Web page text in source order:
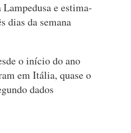
e estima-
dias da semana
o início do ano
em Itália, quase o
dados